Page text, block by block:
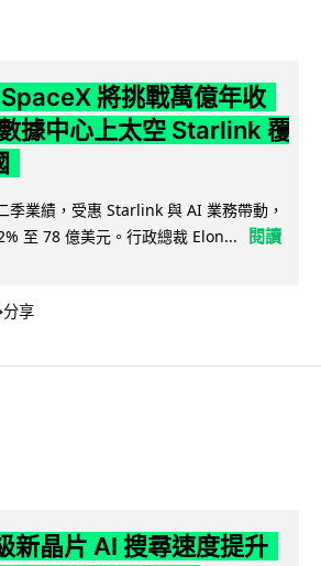
將挑戰萬億年收
據中心上太空 Starlink 覆
季業績，受惠 Starlink 與 AI 業務帶動，
至 78 億美元。行政總裁 Elon...
閱讀
分享
新晶片 AI 搜尋速度提升